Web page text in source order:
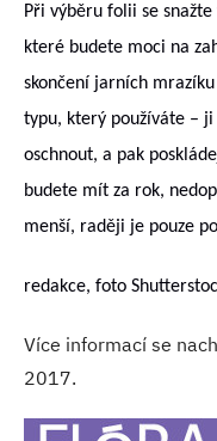
Při výběru folii se
které budete moci na
skončení jarních
typu, který používáte –
oschnout, a pak
budete mít za rok,
menší, raději je pouze
redakce, foto
Více informací se
2017.